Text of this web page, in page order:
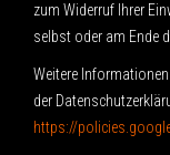
zum Widerruf Ihrer
selbst oder am Ende
Weitere
der
https://